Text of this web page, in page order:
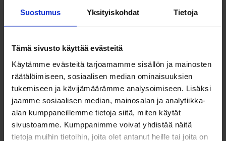
Suostumus Yksityiskohdat Tietoja
Tämä sivusto käyttää evästeitä
Käytämme evästeitä tarjoamamme sisällön ja mainosten
räätälöimiseen, sosiaalisen median ominaisuuksien
tukemiseen ja kävijämäärämme analysoimiseen. Lisäksi
jaamme sosiaalisen median, mainosalan ja analytiikka-
alan kumppaneillemme tietoja siitä, miten käytät
sivustoamme. Kumppanimme voivat yhdistää näitä
tietoja muihin tietoihin, joita olet antanut heille tai joita on
Pyörällinen kuljetusalusta 115 l:n jäteastialle